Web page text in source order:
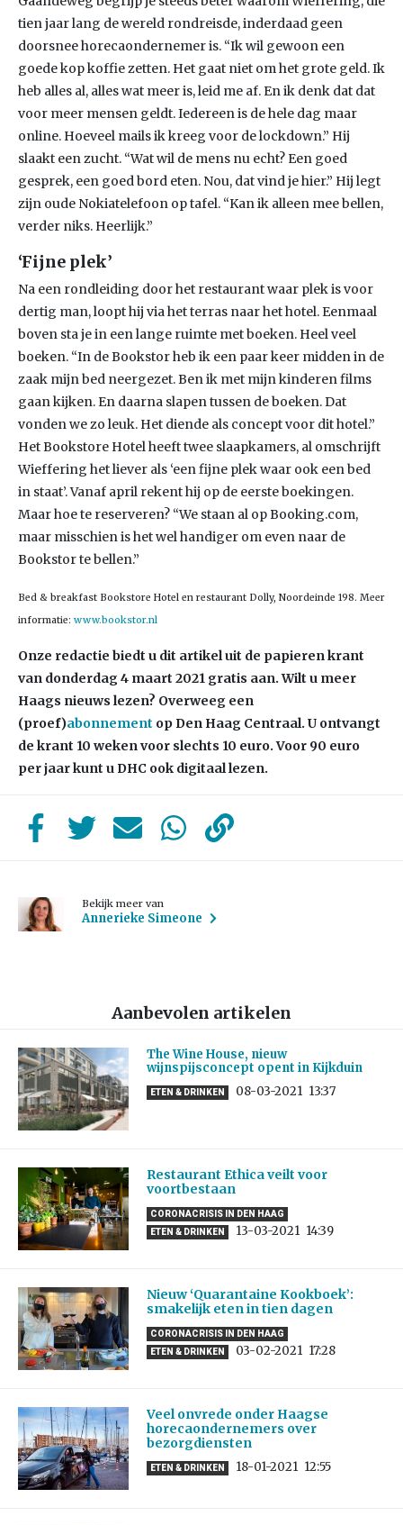
tien jaar lang de wereld rondreisde, inderdaad geen
doorsnee horecaondernemer is. “Ik wil gewoon een
goede kop koffie zetten. Het gaat niet om het grote geld. Ik
heb alles al, alles wat meer is, leid me af. En ik denk dat dat
voor meer mensen geldt. Iedereen is de hele dag maar
online. Hoeveel mails ik kreeg voor de lockdown.” Hij
slaakt een zucht. “Wat wil de mens nu echt? Een goed
gesprek, een goed bord eten. Nou, dat vind je hier.” Hij legt
zijn oude Nokiatelefoon op tafel. “Kan ik alleen mee bellen,
verder niks. Heerlijk.”
‘Fijne plek’
Na een rondleiding door het restaurant waar plek is voor
dertig man, loopt hij via het terras naar het hotel. Eenmaal
boven sta je in een lange ruimte met boeken. Heel veel
boeken. “In de Bookstor heb ik een paar keer midden in de
zaak mijn bed neergezet. Ben ik met mijn kinderen films
gaan kijken. En daarna slapen tussen de boeken. Dat
vonden we zo leuk. Het diende als concept voor dit hotel.”
Het Bookstore Hotel heeft twee slaapkamers, al omschrijft
Wieffering het liever als ‘een fijne plek waar ook een bed
in staat’. Vanaf april rekent hij op de eerste boekingen.
Maar hoe te reserveren? “We staan al op Booking.com,
maar misschien is het wel handiger om even naar de
Bookstor te bellen.”
Bed & breakfast Bookstore Hotel en restaurant Dolly, Noordeinde 198. Meer
informatie: www.bookstor.nl
Onze redactie biedt u dit artikel uit de papieren krant
van donderdag 4 maart 2021 gratis aan. Wilt u meer
Haags nieuws lezen? Overweeg een
(proef)abonnement op Den Haag Centraal. U ontvangt
de krant 10 weken voor slechts 10 euro. Voor 90 euro
per jaar kunt u DHC ook digitaal lezen.
Bekijk meer van
Annerieke Simeone
Aanbevolen artikelen
The Wine House, nieuw
wijnspijsconcept opent in Kijkduin
ETEN & DRINKEN 08-03-2021 13:37
Restaurant Ethica veilt voor
voortbestaan
CORONACRISIS IN DEN HAAG
ETEN & DRINKEN
13-03-2021 14:39
Nieuw ‘Quarantaine Kookboek’:
smakelijk eten in tien dagen
CORONACRISIS IN DEN HAAG
ETEN & DRINKEN
03-02-2021 17:28
Veel onvrede onder Haagse
horecaondernemers over
bezorgdiensten
ETEN & DRINKEN 18-01-2021 12:55